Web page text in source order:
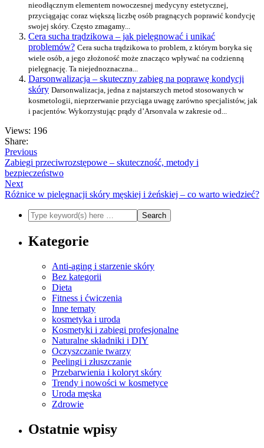
nieodłącznym elementem nowoczesnej medycyny estetycznej,
przyciągając coraz większą liczbę osób pragnących poprawić kondycję
swojej skóry. Często zmagamy...
Cera sucha trądzikowa – jak pielęgnować i unikać
problemów? Cera sucha trądzikowa to problem, z którym boryka się
wiele osób, a jego złożoność może znacząco wpływać na codzienną
pielęgnację. Ta niejednoznaczna...
Darsonwalizacja – skuteczny zabieg na poprawę kondycji
skóry Darsonwalizacja, jedna z najstarszych metod stosowanych w
kosmetologii, nieprzerwanie przyciąga uwagę zarówno specjalistów, jak
i pacjentów. Wykorzystując prądy d’Arsonvala w zakresie od...
Views: 196
Share:
Previous
Zabiegi przeciwrozstępowe – skuteczność, metody i
bezpieczeństwo
Next
Różnice w pielęgnacji skóry męskiej i żeńskiej – co warto wiedzieć?
Kategorie
Anti-aging i starzenie skóry
Bez kategorii
Dieta
Fitness i ćwiczenia
Inne tematy
kosmetyka i uroda
Kosmetyki i zabiegi profesjonalne
Naturalne składniki i DIY
Oczyszczanie twarzy
Peelingi i złuszczanie
Przebarwienia i koloryt skóry
Trendy i nowości w kosmetyce
Uroda męska
Zdrowie
Ostatnie wpisy